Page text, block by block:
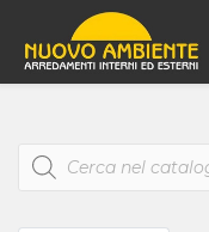
Products
search